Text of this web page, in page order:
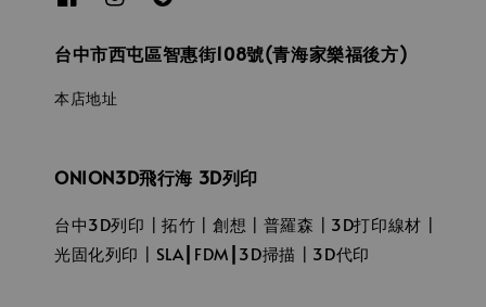
台中市西屯區智惠街108號(青海家樂福後方)
本店地址
ONION3D飛行海 3D列印
台中3D列印┃拓竹┃創想┃普羅森┃3D打印線材┃
光固化列印┃SLA┃FDM┃3D掃描┃3D代印